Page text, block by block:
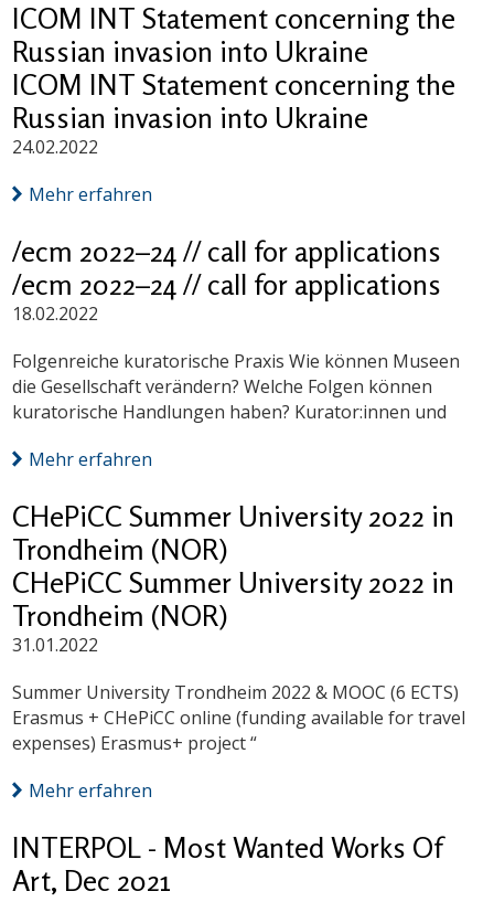
ICOM INT Statement concerning the
Russian invasion into Ukraine
ICOM INT Statement concerning the
Russian invasion into Ukraine
24.02.2022
Mehr erfahren
/ecm 2022–24 // call for applications
/ecm 2022–24 // call for applications
18.02.2022
Folgenreiche kuratorische Praxis Wie können Museen
die Gesellschaft verändern? Welche Folgen können
kuratorische Handlungen haben? Kurator:innen und
Mehr erfahren
CHePiCC Summer University 2022 in
Trondheim (NOR)
CHePiCC Summer University 2022 in
Trondheim (NOR)
31.01.2022
Summer University Trondheim 2022 & MOOC (6 ECTS)
Erasmus + CHePiCC online (funding available for travel
expenses) Erasmus+ project “
Mehr erfahren
INTERPOL - Most Wanted Works Of
Art, Dec 2021